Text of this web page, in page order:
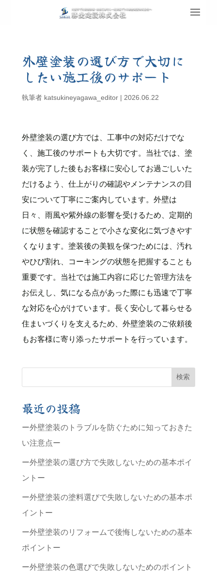
外壁塗装の選び方で大切に
したい施工後のサポート
執筆者 katsukineyagawa_editor| 2026.06.22
外壁塗装の選び方では、工事中の対応だけでな
く、施工後のサポートも大切です。当社では、塗
装が完了した後もお客様に安心してお過ごしいた
だけるよう、仕上がりの確認やメンテナンスの目
安について丁寧にご案内しています。外壁は
日々、雨風や紫外線の影響を受けるため、定期的
に状態を確認することで小さな変化に気づきやす
くなります。塗装後の美観を保つためには、汚れ
やひび割れ、コーキングの状態を把握することも
重要です。当社では施工内容に応じた管理方法を
お伝えし、気になる点があった際にも迅速で丁寧
な対応を心がけています。長く安心して暮らせる
住まいづくりを支えるため、外壁塗装のご依頼後
もお客様に寄り添ったサポートを行っています。
検索
最近の投稿
ー外壁塗装のトラブルを防ぐために知っておきた
い注意点ー
ー外壁塗装の選び方で失敗しないための基本ポイ
ントー
ー外壁塗装の塗料選びで失敗しないための基本ポ
イントー
ー外壁塗装のリフォームで後悔しないための基本
ポイントー
ー外壁塗装の色選びで失敗しないためのポイント